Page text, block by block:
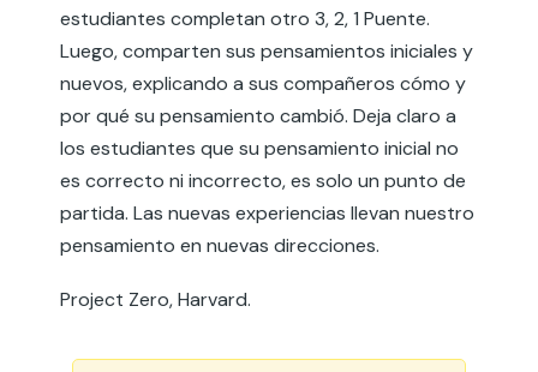
estudiantes completan otro 3, 2, 1 Puente.
Luego, comparten sus pensamientos iniciales y
nuevos, explicando a sus compañeros cómo y
por qué su pensamiento cambió. Deja claro a
los estudiantes que su pensamiento inicial no
es correcto ni incorrecto, es solo un punto de
partida. Las nuevas experiencias llevan nuestro
pensamiento en nuevas direcciones.
Project Zero, Harvard.